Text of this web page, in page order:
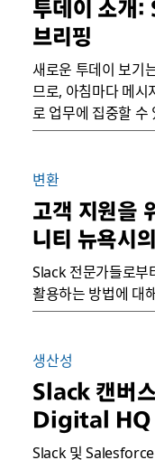
투데이 소개:
브리핑
새로운 투데이 보기
므로, 아침마다 메시
로 업무에 집중할 수
변환
고객 지원을
니티 뉴욕시
Slack 전문가들로부
활용하는 방법에 대
생산성
Slack 캔버
Digital HQ
Slack 및